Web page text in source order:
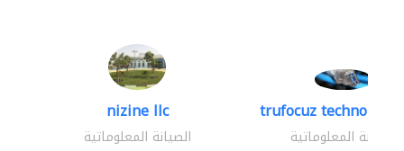
nizine llc
الصيانة المعلوماتية
trufocuz
الصيانة المعلوماتية